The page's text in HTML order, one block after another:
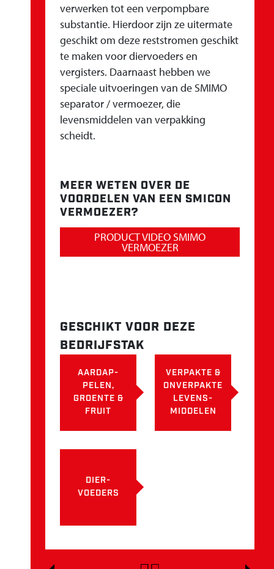
verwerken tot een verpompbare
substantie. Hierdoor zijn ze uitermate
geschikt om deze reststromen geschikt
te maken voor diervoeders en
vergisters. Daarnaast hebben we
speciale uitvoeringen van de SMIMO
separator / vermoezer, die
levensmiddelen van verpakking
scheidt.
MEER WETEN OVER DE
VOORDELEN VAN EEN SMICON
VERMOEZER?
PRODUCT VIDEO SMIMO
VERMOEZER
GESCHIKT VOOR DEZE
BEDRIJFSTAK
AARDAP-
PELEN,
GROENTE &
FRUIT
VERPAKTE &
ONVERPAKTE
LEVENS-
MIDDELEN
DIER-
VOEDERS